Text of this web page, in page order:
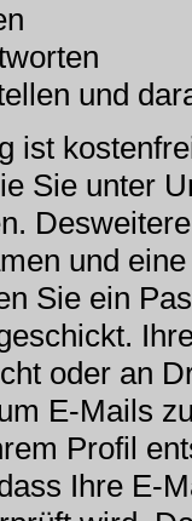
und
ist
Sie unter
und
Sie ein
oder an
E-Mails
Profil
Ihre E-